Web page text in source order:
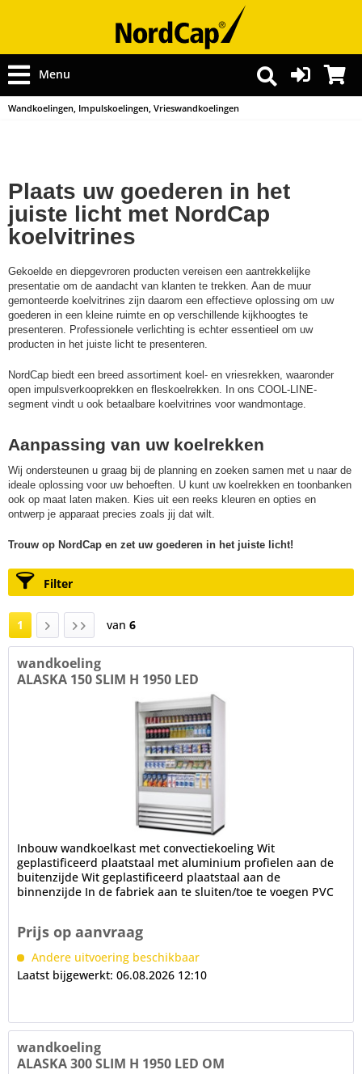
Menu
Wandkoelingen, Impulskoelingen, Vrieswandkoelingen
Plaats uw goederen in het
juiste licht met NordCap
koelvitrines
Gekoelde en diepgevroren producten vereisen een aantrekkelijke
presentatie om de aandacht van klanten te trekken. Aan de muur
gemonteerde koelvitrines zijn daarom een effectieve oplossing om uw
goederen in een kleine ruimte en op verschillende kijkhoogtes te
presenteren. Professionele verlichting is echter essentieel om uw
producten in het juiste licht te presenteren.
NordCap biedt een breed assortiment koel- en vriesrekken, waaronder
open impulsverkooprekken en fleskoelrekken. In ons COOL-LINE-
segment vindt u ook betaalbare koelvitrines voor wandmontage.
Aanpassing van uw koelrekken
Wij ondersteunen u graag bij de planning en zoeken samen met u naar de
ideale oplossing voor uw behoeften. U kunt uw koelrekken en toonbanken
ook op maat laten maken. Kies uit een reeks kleuren en opties en
ontwerp je apparaat precies zoals jij dat wilt.
Trouw op NordCap en zet uw goederen in het juiste licht!
Filter
1 van 6
wandkoeling
ALASKA 150 SLIM H 1950 LED
Inbouw wandkoelkast met convectiekoeling Wit
geplastificeerd plaatstaal met aluminium profielen aan de
buitenzijde Wit geplastificeerd plaatstaal aan de
binnenzijde In de fabriek aan te sluiten/toe te voegen PVC
Prijs op aanvraag
Andere uitvoering beschikbaar
Laatst bijgewerkt: 06.08.2026 12:10
wandkoeling
ALASKA 300 SLIM H 1950 LED OM